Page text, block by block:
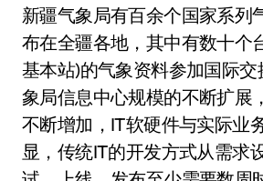
新疆气象局有百余个国家系列
布在全疆各地，其中有数十个
基本站)的气象资料参加国际
象局信息中心规模的不断扩展
不断增加，IT软硬件与实际业
显，传统IT的开发方式从需求